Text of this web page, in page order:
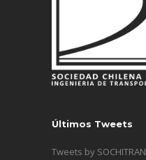
Últimos Tweets
Tweets by SOCHITRAN